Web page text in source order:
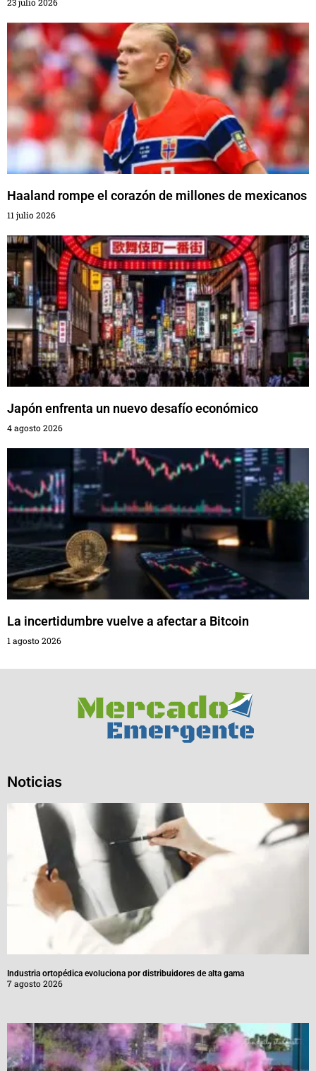
Haaland rompe el corazón de millones de mexicanos
11 julio 2026
Japón enfrenta un nuevo desafío económico
4 agosto 2026
La incertidumbre vuelve a afectar a Bitcoin
1 agosto 2026
Noticias
Industria ortopédica evoluciona por distribuidores de alta gama
7 agosto 2026